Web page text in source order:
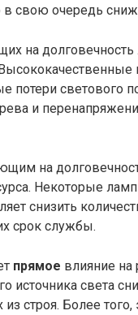
свою очередь
на долговечность
потери светового
и
на
Некоторые
снизить
срок службы.
прямое влияние на
источника света
строя. Более